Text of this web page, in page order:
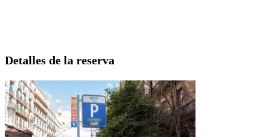
Detalles de la reserva